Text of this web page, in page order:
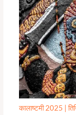
कालाष्टमी 2025 |